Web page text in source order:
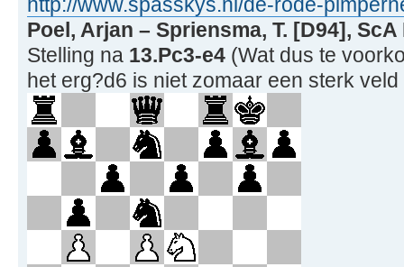
Poel, Arjan – Spriensma, T. [D94],
Stelling na 13.Pc3-e4 (Wat dus te
het erg?d6 is niet zomaar een sterk